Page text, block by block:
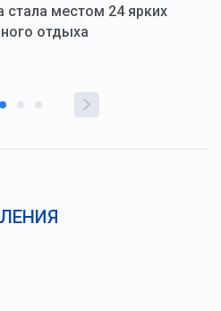
местом 24 ярких
отдыха